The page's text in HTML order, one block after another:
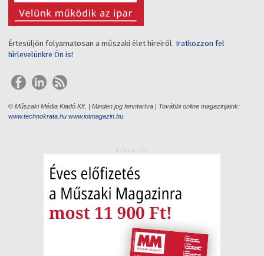
Értesüljön folyamatosan a műszaki élet híreiről. Iratkozzon fel
hírlevelünkre Ön is!
© Műszaki Média Kiadó Kft. | Minden jog fenntartva | További online magazinjaink:
www.technokrata.hu www.iotmagazin.hu
HIRDETÉS